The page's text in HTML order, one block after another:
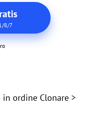
8/7
ordine Clonare >